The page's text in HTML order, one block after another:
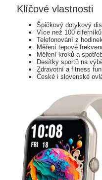
Klíčové vlastnosti
Špičkový dotykový
Více než 100
Telefonování z
Měření tepové
Měření kroků a
Desítky sportů na
Zdravotní a fitness
České i slovenské